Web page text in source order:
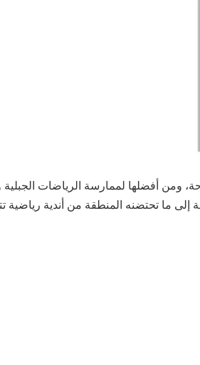
ومن أفضلها لممارسة الرياضات الجبلية
إلى ما تحتضنه المنطقة من أندية رياضية